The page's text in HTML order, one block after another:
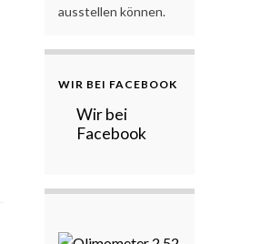
ausstellen können.
WIR BEI FACEBOOK
Wir bei
Facebook